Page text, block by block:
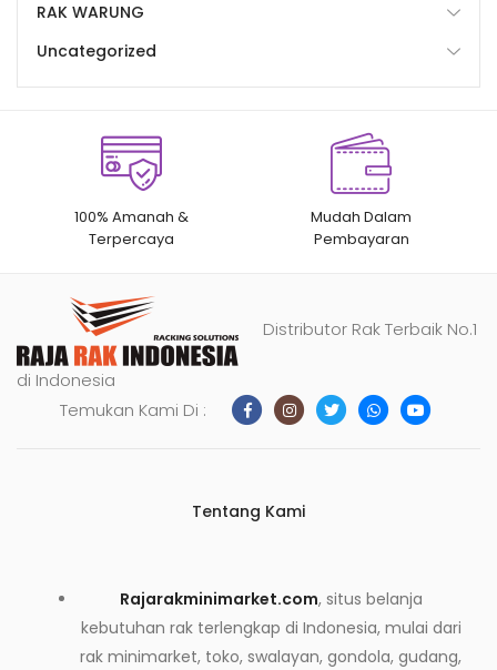
RAK WARUNG
Uncategorized
100% Amanah &
Terpercaya
Mudah Dalam
Pembayaran
Distributor Rak Terbaik No.1
di Indonesia
Temukan Kami Di :
Tentang Kami
Rajarakminimarket.com, situs belanja
kebutuhan rak terlengkap di Indonesia, mulai dari
rak minimarket, toko, swalayan, gondola, gudang,